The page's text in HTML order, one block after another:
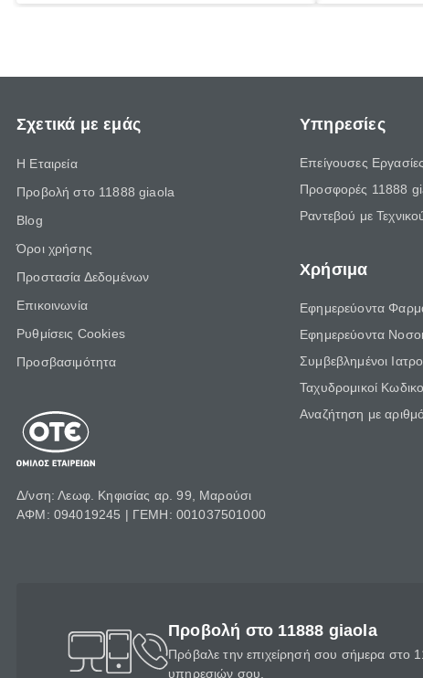
Σχετικά με εμάς
Η Εταιρεία
Προβολή στο 11888 giaola
Blog
Όροι χρήσης
Προστασία Δεδομένων
Επικοινωνία
Ρυθμίσεις Cookies
Προσβασιμότητα
Δ/νση: Λεωφ. Κηφισίας αρ. 99, Μαρούσι
ΑΦΜ: 094019245 | ΓΕΜΗ: 001037501000
Υπηρεσίες
Επείγουσες Εργασίες
Προσφορές 11888
Ραντεβού με
Χρήσιμα
Εφημερεύοντα
Εφημερεύοντα
Συμβεβλημένοι
Ταχυδρομικοί
Αναζήτηση με
Προβολή στο 11888 giaola
Πρόβαλε την επιχείρησή σου σήμερα στο
υπηρεσιών σου.